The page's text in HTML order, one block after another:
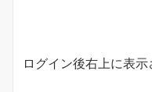
ログイン後右上に表